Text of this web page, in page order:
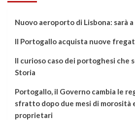
Nuovo aeroporto di Lisbona: sarà
Il Portogallo acquista nuove
Il curioso caso dei portoghesi che
Storia
Portogallo, il Governo cambia le
sfratto dopo due mesi di morosità
proprietari